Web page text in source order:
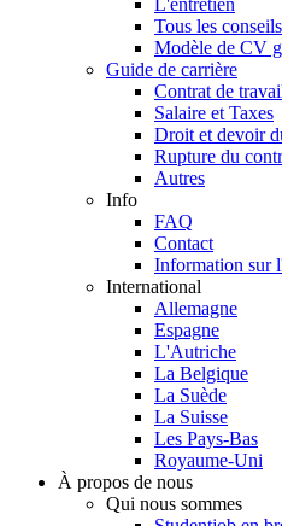
L'entretien
Tous les
Modèle de CV
Guide de carrière
Contrat de
Salaire et Taxes
Droit et devoir
Rupture du
Autres
Info
FAQ
Contact
Information sur
International
Allemagne
Espagne
L'Autriche
La Belgique
La Suède
La Suisse
Les Pays-Bas
Royaume-Uni
À propos de nous
Qui nous sommes